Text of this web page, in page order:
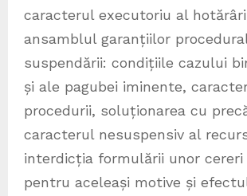
caracterul executoriu al
ansamblul garanțiilor
suspendării: condițiile cazului
și ale pagubei iminente,
procedurii, soluționarea cu
caracterul nesuspensiv al
interdicția formulării unor cereri
pentru aceleași motive și